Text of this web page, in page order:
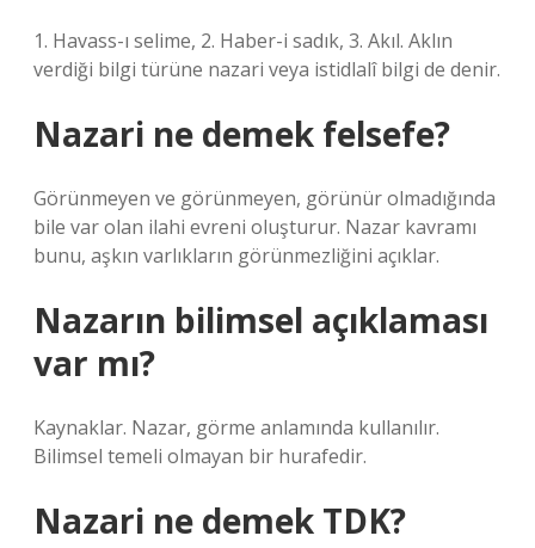
1. Havass-ı selime, 2. Haber-i sadık, 3. Akıl. Aklın
verdiği bilgi türüne nazari veya istidlalî bilgi de denir.
Nazari ne demek felsefe?
Görünmeyen ve görünmeyen, görünür olmadığında
bile var olan ilahi evreni oluşturur. Nazar kavramı
bunu, aşkın varlıkların görünmezliğini açıklar.
Nazarın bilimsel açıklaması
var mı?
Kaynaklar. Nazar, görme anlamında kullanılır.
Bilimsel temeli olmayan bir hurafedir.
Nazari ne demek TDK?